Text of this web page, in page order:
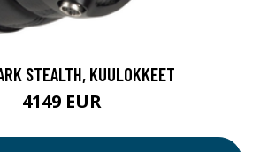
STEALTH, KUULOKKEET
4149 EUR